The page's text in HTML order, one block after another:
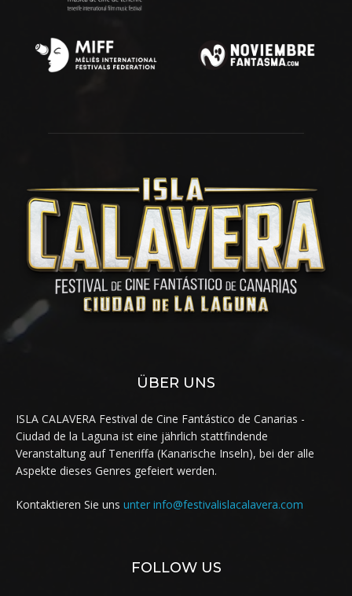
ÜBER UNS
ISLA CALAVERA Festival de Cine Fantástico de Canarias -
Ciudad de la Laguna ist eine jährlich stattfindende
Veranstaltung auf Teneriffa (Kanarische Inseln), bei der alle
Aspekte dieses Genres gefeiert werden.
Kontaktieren Sie uns unter info@festivalislacalavera.com
FOLLOW US